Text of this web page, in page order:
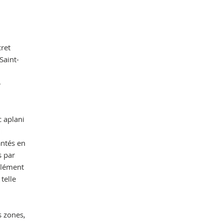
aplani
en
par
zones,